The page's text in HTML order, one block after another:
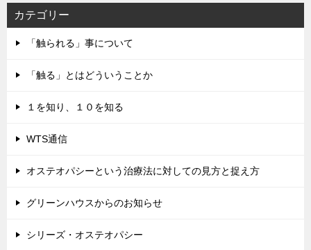
カテゴリー
「触られる」事について
「触る」とはどういうことか
１を知り、１０を知る
WTS通信
オステオパシーという治療法に対しての見方と捉え方
グリーンハウスからのお知らせ
シリーズ・オステオパシー